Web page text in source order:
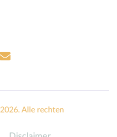
Alle rechten